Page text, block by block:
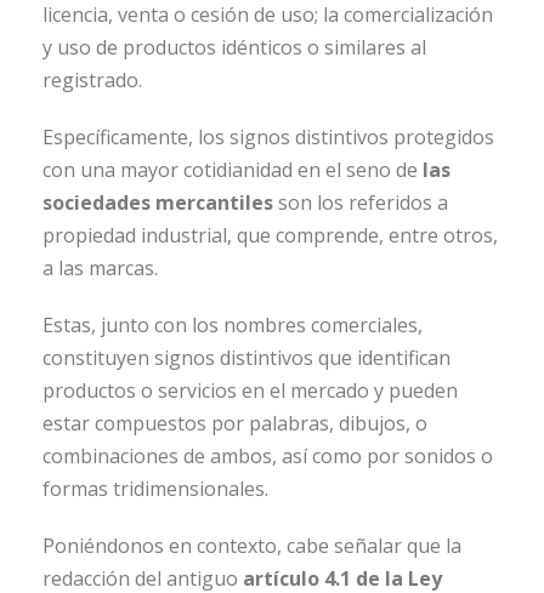
licencia, venta o cesión de uso; la comercialización
y uso de productos idénticos o similares al
registrado.
Específicamente, los signos distintivos protegidos
con una mayor cotidianidad en el seno de las
sociedades mercantilesson los referidos a
propiedad industrial, que comprende, entre otros,
a las marcas.
Estas, junto con los nombres comerciales,
constituyen signos distintivos que identifican
productos o servicios en el mercado y pueden
estar compuestos por palabras, dibujos, o
combinaciones de ambos, así como por sonidos o
formas tridimensionales.
Poniéndonos en contexto, cabe señalar que la
redacción del antiguo artículo 4.1 de la Ley